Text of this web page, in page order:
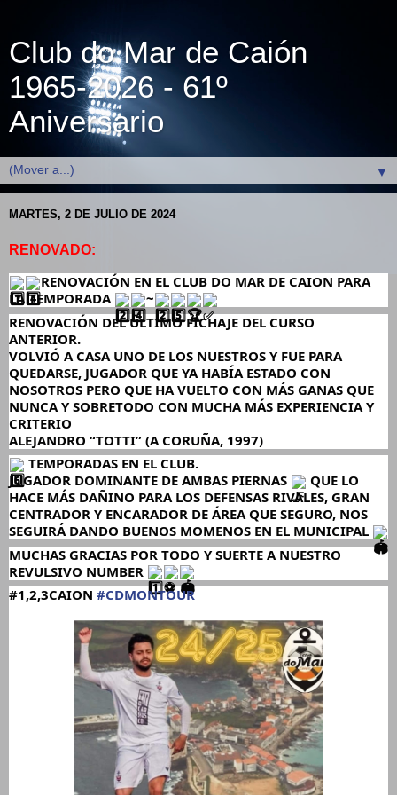
Club do Mar de Caión
1965-2026 - 61º
Aniversario
▼
MARTES, 2 DE JULIO DE 2024
RENOVADO:
RENOVACIÓN EN EL CLUB DO MAR DE CAION PARA
LA TEMPORADA
~
RENOVACIÓN DEL ÚLTIMO FICHAJE DEL CURSO
ANTERIOR.
VOLVIÓ A CASA UNO DE LOS NUESTROS Y FUE PARA
QUEDARSE, JUGADOR QUE YA HABÍA ESTADO CON
NOSOTROS PERO QUE HA VUELTO CON MÁS GANAS QUE
NUNCA Y SOBRETODO CON MUCHA MÁS EXPERIENCIA Y
CRITERIO
ALEJANDRO “TOTTI” (A CORUÑA, 1997)
TEMPORADAS EN EL CLUB.
JUGADOR DOMINANTE DE AMBAS PIERNAS
QUE LO
HACE MÁS DAÑINO PARA LOS DEFENSAS RIVALES, GRAN
CENTRADOR Y ENCARADOR DE ÁREA QUE SEGURO, NOS
SEGUIRÁ DANDO BUENOS MOMENOS EN EL MUNICIPAL
MUCHAS GRACIAS POR TODO Y SUERTE A NUESTRO
REVULSIVO NUMBER
#1,2,3CAION #CDMONTOUR